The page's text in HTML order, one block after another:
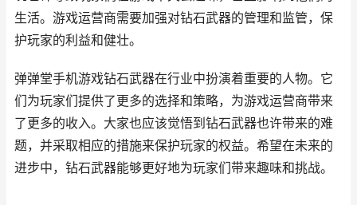
生活。游戏运营商需要加强对钻石武器的管理和监管，保
护玩家的利益和健壮。
弹弹堂手机游戏钻石武器在行业中扮演着重要的人物。它
们为玩家们提供了更多的选择和策略，为游戏运营商带来
了更多的收入。大家也应该觉悟到钻石武器也许带来的难
题，并采取相应的措施来保护玩家的权益。希望在未来的
进步中，钻石武器能够更好地为玩家们带来趣味和挑战。